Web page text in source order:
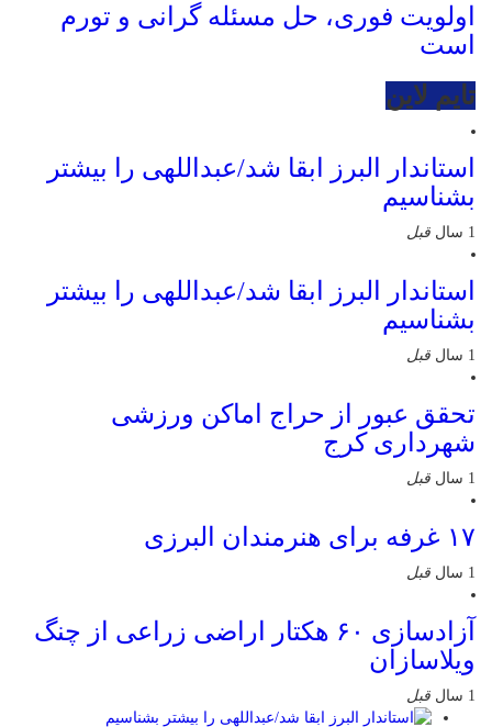
اولویت فوری، حل مسئله گرانی و تورم
است
تایم لاین
استاندار البرز ابقا شد/عبداللهی را بیشتر
بشناسیم
1 سال قبل
استاندار البرز ابقا شد/عبداللهی را بیشتر
بشناسیم
1 سال قبل
تحقق عبور از حراج اماکن ورزشی
شهرداری کرج
1 سال قبل
۱۷ غرفه برای هنرمندان البرزی
1 سال قبل
آزادسازی ۶۰ هکتار اراضی زراعی از چنگ
ویلاسازان
1 سال قبل